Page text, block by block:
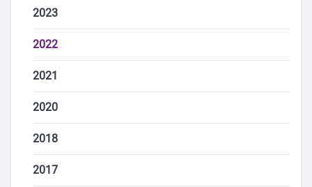
2023
2022
2021
2020
2018
2017